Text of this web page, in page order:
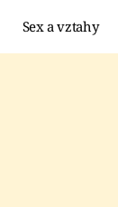
Sex a vztahy